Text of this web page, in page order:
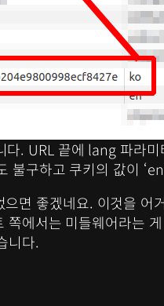
. URL 끝에 lang 파라
구하고 쿠키의 값이
면 좋겠네요. 이것을
에서는 미들웨어라는
니다.